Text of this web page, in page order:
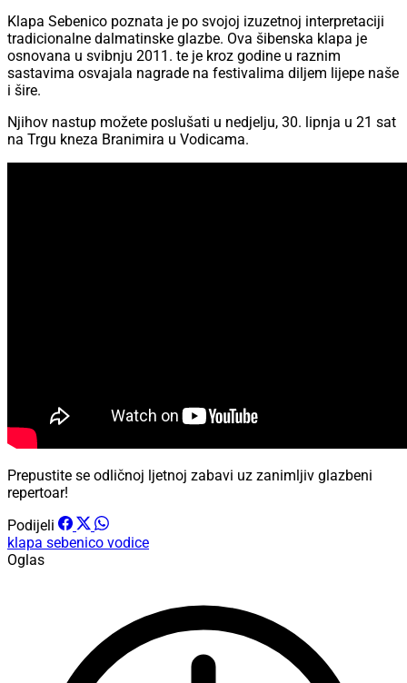
Klapa Sebenico poznata je po svojoj izuzetnoj interpretaciji
tradicionalne dalmatinske glazbe. Ova šibenska klapa je
osnovana u svibnju 2011. te je kroz godine u raznim
sastavima osvajala nagrade na festivalima diljem lijepe naše
i šire.
Njihov nastup možete poslušati u nedjelju, 30. lipnja u 21 sat
na Trgu kneza Branimira u Vodicama.
Prepustite se odličnoj ljetnoj zabavi uz zanimljiv glazbeni
repertoar!
Podijeli
klapa sebenico vodice
Oglas